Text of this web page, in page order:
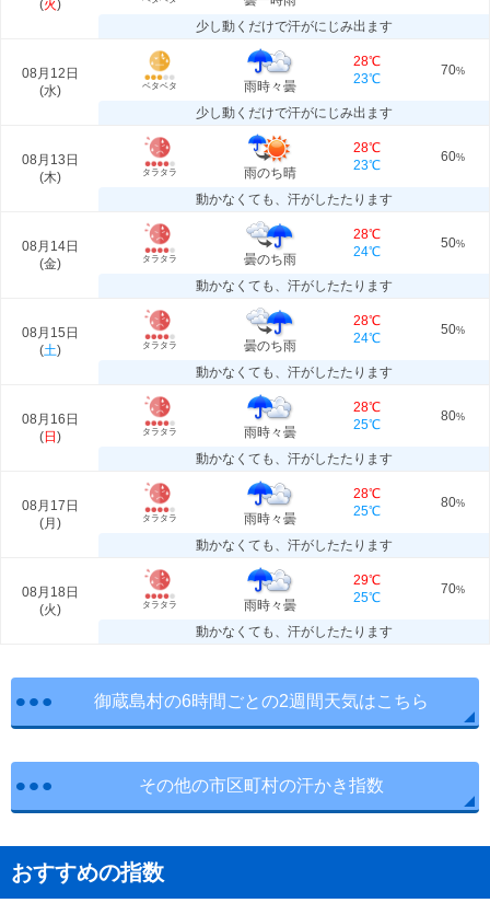
(火)
少し動くだけで汗がにじみ出ます
08月12日
(水) ベタベタ 雨時々曇
28℃
23℃
70%
少し動くだけで汗がにじみ出ます
08月13日
(木) タラタラ 雨のち晴
28℃
23℃
60%
動かなくても、汗がしたたります
08月14日
(金) タラタラ 曇のち雨
28℃
24℃
50%
動かなくても、汗がしたたります
08月15日
(土) タラタラ 曇のち雨
28℃
24℃
50%
動かなくても、汗がしたたります
08月16日
(日 ) タラタラ 雨時々曇
28℃
25℃
80%
動かなくても、汗がしたたります
08月17日
(月 ) タラタラ 雨時々曇
28℃
25℃
80%
動かなくても、汗がしたたります
08月18日
(火) タラタラ 雨時々曇
29℃
25℃
70%
動かなくても、汗がしたたります
御蔵島村の6時間ごとの2週間天気はこちら
その他の市区町村の汗かき指数
おすすめの指数